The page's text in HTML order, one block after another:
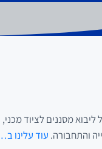
מסננים לציוד מכני,
והתחבורה. עוד עלינו